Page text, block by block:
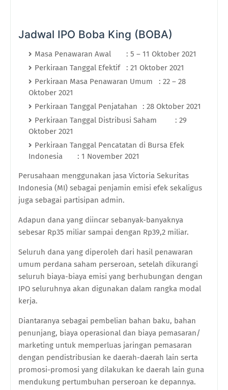
Jadwal IPO Boba King (BOBA)
Masa Penawaran Awal
: 5 – 11 Oktober 2021
Perkiraan Tanggal Efektif
: 21 Oktober 2021
Perkiraan Masa Penawaran Umum
: 22 – 28
Oktober 2021
Perkiraan Tanggal Penjatahan
: 28 Oktober 2021
Perkiraan Tanggal Distribusi Saham
: 29
Oktober 2021
Perkiraan Tanggal Pencatatan di Bursa Efek
Indonesia
: 1 November 2021
Perusahaan menggunakan jasa Victoria Sekuritas
Indonesia (MI) sebagai penjamin emisi efek sekaligus
juga sebagai partisipan admin.
Adapun dana yang diincar sebanyak-banyaknya
sebesar Rp35 miliar sampai dengan Rp39,2 miliar.
Seluruh dana yang diperoleh dari hasil penawaran
umum perdana saham perseroan, setelah dikurangi
seluruh biaya-biaya emisi yang berhubungan dengan
IPO seluruhnya akan digunakan dalam rangka modal
kerja.
Diantaranya sebagai pembelian bahan baku, bahan
penunjang, biaya operasional dan biaya pemasaran/
marketing untuk memperluas jaringan pemasaran
dengan pendistribusian ke daerah-daerah lain serta
promosi-promosi yang dilakukan ke daerah lain guna
mendukung pertumbuhan perseroan ke depannya.